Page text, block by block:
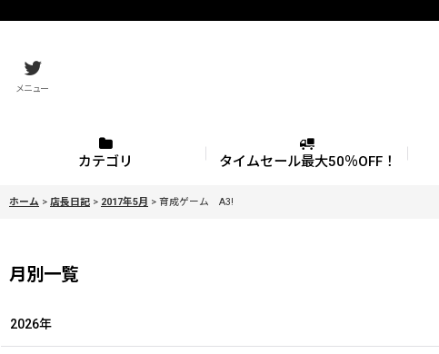
メニュー
カテゴリ タイムセール最大50％OFF！
ホーム > 店長日記 > 2017年5月 > 育成ゲーム A3!
月別一覧
2026年